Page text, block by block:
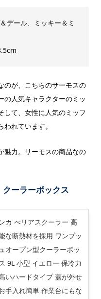
デール、ミッキー＆ミ
のが、こちらのサーモスの
の人気キャラクターのミッ
して、女性に人気のミッフ
れています。
魅力。サーモスの商品なの
ーラーボックス
カ べリアスクーラー 高
な断熱材を採用 ワンプッ
オープン型クーラーボッ
9L 小型 イエロー 保冷力
いハードタイプ 蓋が外せ
手入れ簡単 作業台にもな